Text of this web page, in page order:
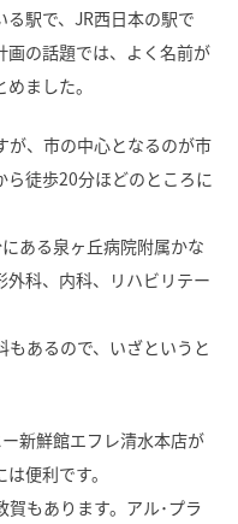
駅で、JR西日本の駅で
画の話題では、よく名前が
ました。
が、市の中心となるのが市
ら徒歩20分ほどのところに
ある泉ヶ丘病院附属かな
外科、内科、リハビリテー
あるので、いざというと
新鮮館エフレ清水本店が
便利です。
もあります。アル･プラ